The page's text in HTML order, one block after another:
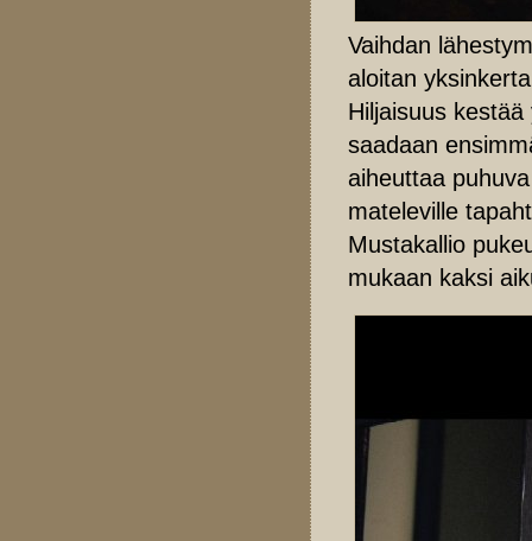
Vaihdan
aloitan
Hiljaisuus
saadaan
aiheuttaa
mateleville
Mustakallio
mukaan kaksi